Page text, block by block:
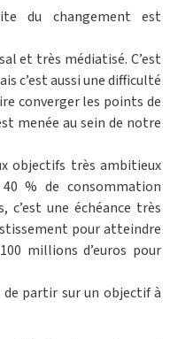
du changement est
et très médiatisé. C’est
c’est aussi une difficulté
converger les points de
menée au sein de notre
objectifs très ambitieux
% de consommation
c’est une échéance très
pour atteindre
millions d’euros pour
de partir sur un objectif à